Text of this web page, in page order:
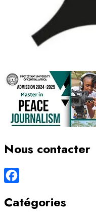
Nous contacter
Catégories